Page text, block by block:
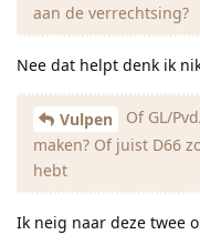
aan de verrechtsing?
Nee dat helpt denk ik
Vulpen
Of GL/
maken? Of juist D66
hebt
Ik neig naar deze twee